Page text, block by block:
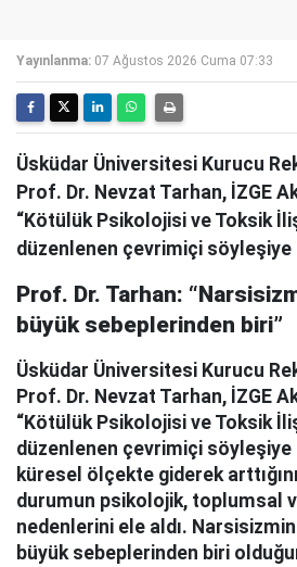
Yayınlanma: 07 Ağustos 2026 Cuma 07:33
Üsküdar Üniversitesi Kurucu
Prof. Dr. Nevzat Tarhan, İZGE
“Kötülük Psikolojisi ve Toksik
düzenlenen çevrimiçi söyleşiye
Prof. Dr. Tarhan:
büyük sebeplerinden biri”
Üsküdar Üniversitesi Kurucu
Prof. Dr. Nevzat Tarhan, İZGE
“Kötülük Psikolojisi ve Toksik
düzenlenen çevrimiçi söyleşiye
küresel ölçekte giderek
durumun psikolojik, toplumsal
nedenlerini ele aldı.
büyük sebeplerinden biri